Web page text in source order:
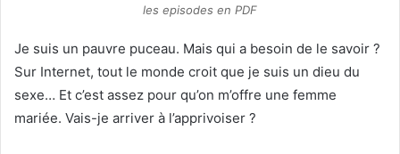
les episodes en PDF
Je suis un pauvre puceau. Mais qui a besoin de le savoir ?
Sur Internet, tout le monde croit que je suis un dieu du
sexe… Et c’est assez pour qu’on m’offre une femme
mariée. Vais-je arriver à l’apprivoiser ?